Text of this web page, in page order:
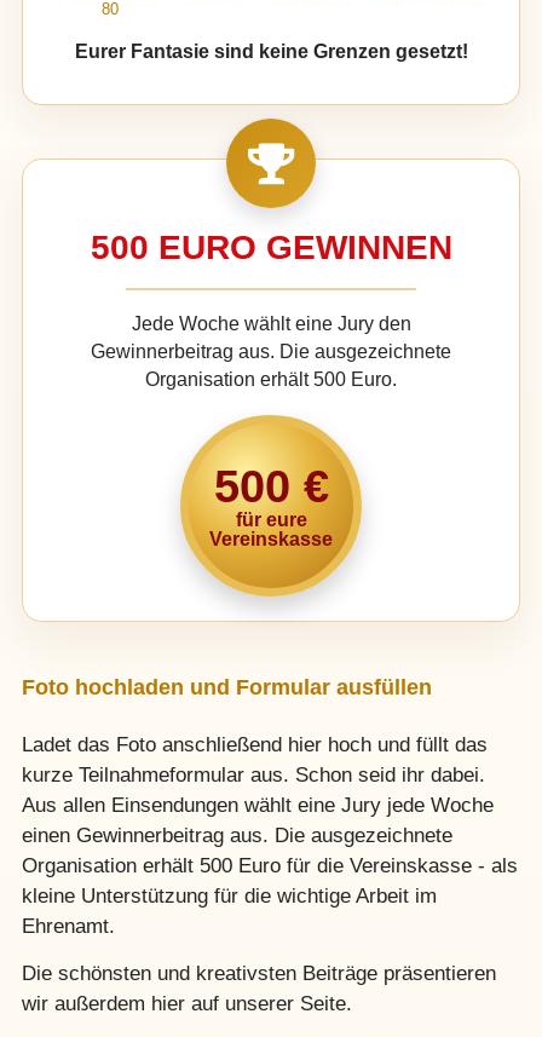
80
Eurer Fantasie sind keine Grenzen gesetzt!
500 EURO GEWINNEN
Jede Woche wählt eine Jury den
Gewinnerbeitrag aus. Die ausgezeichnete
Organisation erhält 500 Euro.
500 €
für eure
Vereinskasse
Foto hochladen und Formular ausfüllen
Ladet das Foto anschließend hier hoch und füllt das
kurze Teilnahmeformular aus. Schon seid ihr dabei.
Aus allen Einsendungen wählt eine Jury jede Woche
einen Gewinnerbeitrag aus. Die ausgezeichnete
Organisation erhält 500 Euro für die Vereinskasse - als
kleine Unterstützung für die wichtige Arbeit im
Ehrenamt.
Die schönsten und kreativsten Beiträge präsentieren
wir außerdem hier auf unserer Seite.